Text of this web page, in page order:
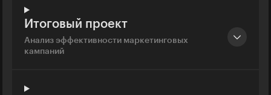
Итоговый проект
Анализ эффективности маркетинговых
кампаний